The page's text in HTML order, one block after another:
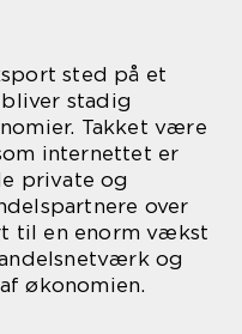
sted på et
stadig
Takket være
internettet er
private og
over
til en enorm vækst
og
økonomien.